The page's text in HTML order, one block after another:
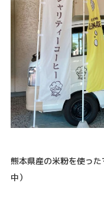
熊本県産の米粉を使っ
中）